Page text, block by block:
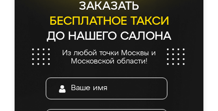
ЗАКАЗАТЬ
БЕСПЛАТНОЕ ТАКСИ
ДО НАШЕГО САЛОНА
Из любой точки Москвы и
Московской области!